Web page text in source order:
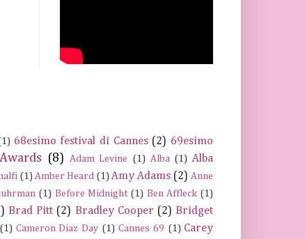
68esimo festival di Cannes (2) 69esimo
(8) Adam Levine (1) Alba (1) Alba
(1) Amber Heard (1) Amy Adams (2) Anne
(1) Before Midnight (1) Ben Affleck (1)
Brad Pitt (2) Bradley Cooper (2) Bridget
(1) Cameron Diaz Day (1) Cannes 69 (1) Carey